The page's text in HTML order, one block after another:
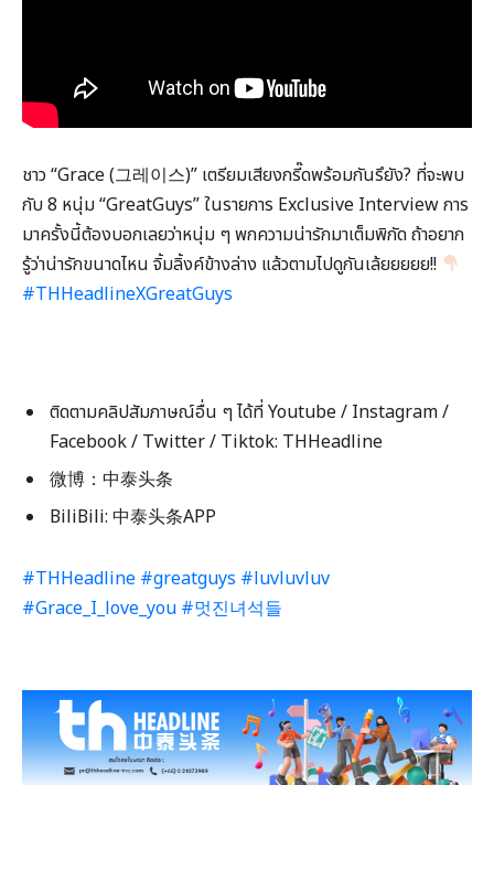
ชาว “Grace (그레이스)” เตรียมเสียงกรี๊ดพร้อมกันรึยัง? ที่จะพบ
กับ 8 หนุ่ม “GreatGuys” ในรายการ Exclusive Interview การ
มาครั้งนี้ต้องบอกเลยว่าหนุ่ม ๆ พกความน่ารักมาเต็มพิกัด ถ้าอยาก
รู้ว่าน่ารักขนาดไหน จิ้มลิ้งค์ข้างล่าง แล้วตามไปดูกันเล้ยยยยย!!
#THHeadlineXGreatGuys
ติดตามคลิปสัมภาษณ์อื่น ๆ ได้ที่ Youtube / Instagram /
Facebook / Twitter / Tiktok: THHeadline
微博：中泰头条
BiliBili: 中泰头条APP
#THHeadline #greatguys #luvluvluv
#Grace_I_love_you #멋진녀석들